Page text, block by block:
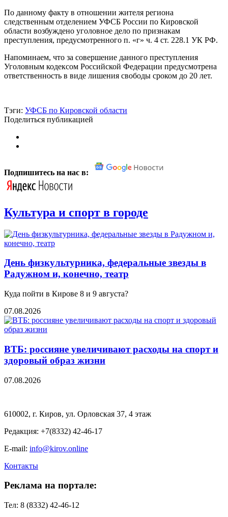
По данному факту в отношении жителя региона
следственным отделением УФСБ России по Кировской
области возбуждено уголовное дело по признакам
преступления, предусмотренного п. «г» ч. 4 ст. 228.1 УК РФ.
Напоминаем, что за совершение данного преступления
Уголовным кодексом Российской Федерации предусмотрена
ответственность в виде лишения свободы сроком до 20 лет.
Тэги: УФСБ по Кировской области
Поделиться публикацией
Подпишитесь на нас в:
Культура и спорт в городе
День физкультурника, федеральные звезды в
Радужном и, конечно, театр
Куда пойти в Кирове 8 и 9 августа?
07.08.2026
ВТБ: россияне увеличивают расходы на спорт и
здоровый образ жизни
07.08.2026
610002, г. Киров, ул. Орловская 37, 4 этаж
Редакция: +7(8332) 42-46-17
E-mail: info@kirov.online
Контакты
Реклама на портале:
Тел: 8 (8332) 42-46-12